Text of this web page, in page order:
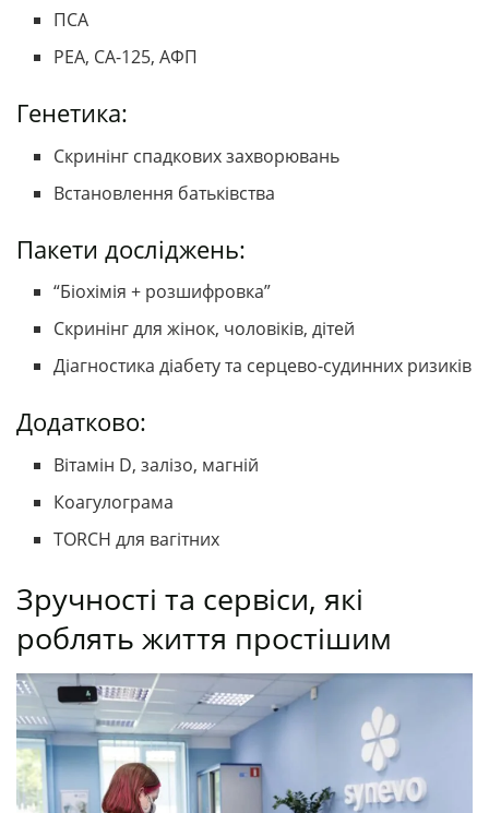
ПСА
РЕА, СА-125, АФП
Генетика:
Скринінг спадкових захворювань
Встановлення батьківства
Пакети досліджень:
“Біохімія + розшифровка”
Скринінг для жінок, чоловіків, дітей
Діагностика діабету та серцево-судинних ризиків
Додатково:
Вітамін D, залізо, магній
Коагулограма
TORCH для вагітних
Зручності та сервіси, які
роблять життя простішим